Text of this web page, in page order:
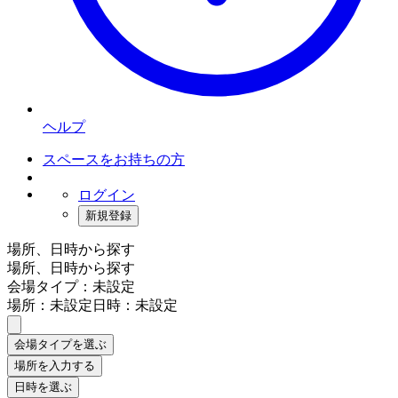
ヘルプ
スペースをお持ちの方
ログイン
新規登録
場所、日時から探す
場所、日時から探す
会場タイプ：未設定
場所：未設定日時：未設定
会場タイプを選ぶ
場所を入力する
日時を選ぶ